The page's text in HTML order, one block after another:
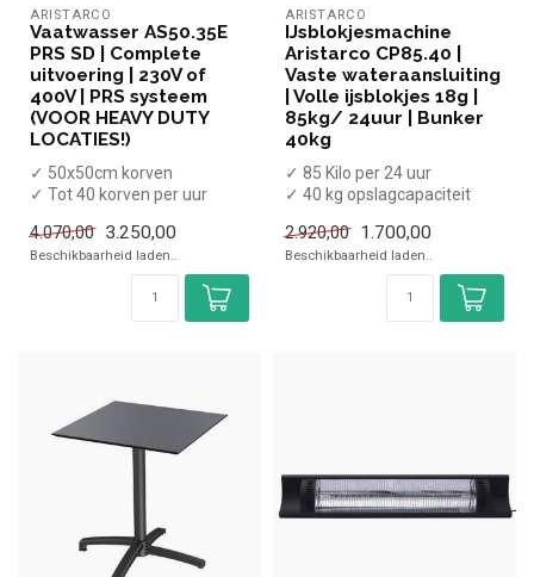
ARISTARCO
Vaatwasser AS50.35E
PRS SD | Complete
uitvoering | 230V of
400V | PRS systeem
(VOOR HEAVY DUTY
LOCATIES!)
✓ 50x50cm korven
✓ Tot 40 korven per uur
✓ Inclusief zeepdose...
4.070,00 3.250,00
Beschikbaarheid laden..
ARISTARCO
IJsblokjesmachine
Aristarco CP85.40 |
Vaste wateraansluiting
| Volle ijsblokjes 18g |
85kg/ 24uur | Bunker
40kg
✓ 85 Kilo per 24 uur
✓ 40 kg opslagcapaciteit
✓ Bree...
2.920,00 1.700,00
Beschikbaarheid laden..